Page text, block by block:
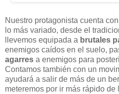
Nuestro protagonista cuenta
lo más variado, desde el
llevemos equipada a brutales
enemigos caídos en el suelo,
agarres a enemigos para
Contamos también con un
ayudará a salir de más de un
meteremos por ir más rápido de